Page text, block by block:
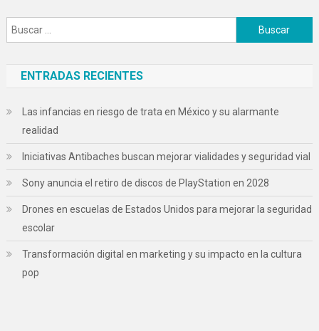
Buscar:
ENTRADAS RECIENTES
Las infancias en riesgo de trata en México y su alarmante
realidad
Iniciativas Antibaches buscan mejorar vialidades y seguridad vial
Sony anuncia el retiro de discos de PlayStation en 2028
Drones en escuelas de Estados Unidos para mejorar la seguridad
escolar
Transformación digital en marketing y su impacto en la cultura
pop